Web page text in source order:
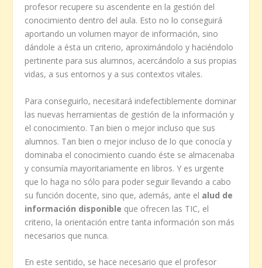
profesor recupere su ascendente en la gestión del
conocimiento dentro del aula. Esto no lo conseguirá
aportando un volumen mayor de información, sino
dándole a ésta un criterio, aproximándolo y haciéndolo
pertinente para sus alumnos, acercándolo a sus propias
vidas, a sus entornos y a sus contextos vitales.
Para conseguirlo, necesitará indefectiblemente dominar
las nuevas herramientas de gestión de la información y
el conocimiento. Tan bien o mejor incluso que sus
alumnos. Tan bien o mejor incluso de lo que conocía y
dominaba el conocimiento cuando éste se almacenaba
y consumía mayoritariamente en libros. Y es urgente
que lo haga no sólo para poder seguir llevando a cabo
su función docente, sino que, además, ante el alud de
información disponible que ofrecen las TIC, el
criterio, la orientación entre tanta información son más
necesarios que nunca.
En este sentido, se hace necesario que el profesor